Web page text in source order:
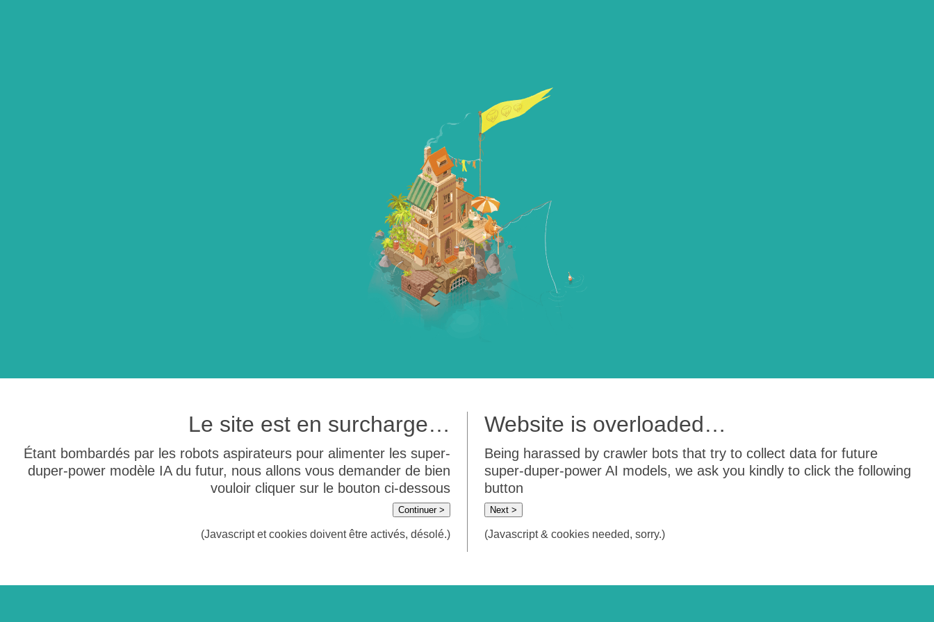
Le site est en surcharge…
Étant bombardés par les robots aspirateurs pour alimenter les super-
duper-power modèle IA du futur, nous allons vous demander de bien
vouloir cliquer sur le bouton ci-dessous
Continuer >
(Javascript et cookies doivent être activés, désolé.)
Website is overloaded…
Being harassed by crawler bots that try to collect data for future
super-duper-power AI models, we ask you kindly to click the following
button
Next >
(Javascript & cookies needed, sorry.)